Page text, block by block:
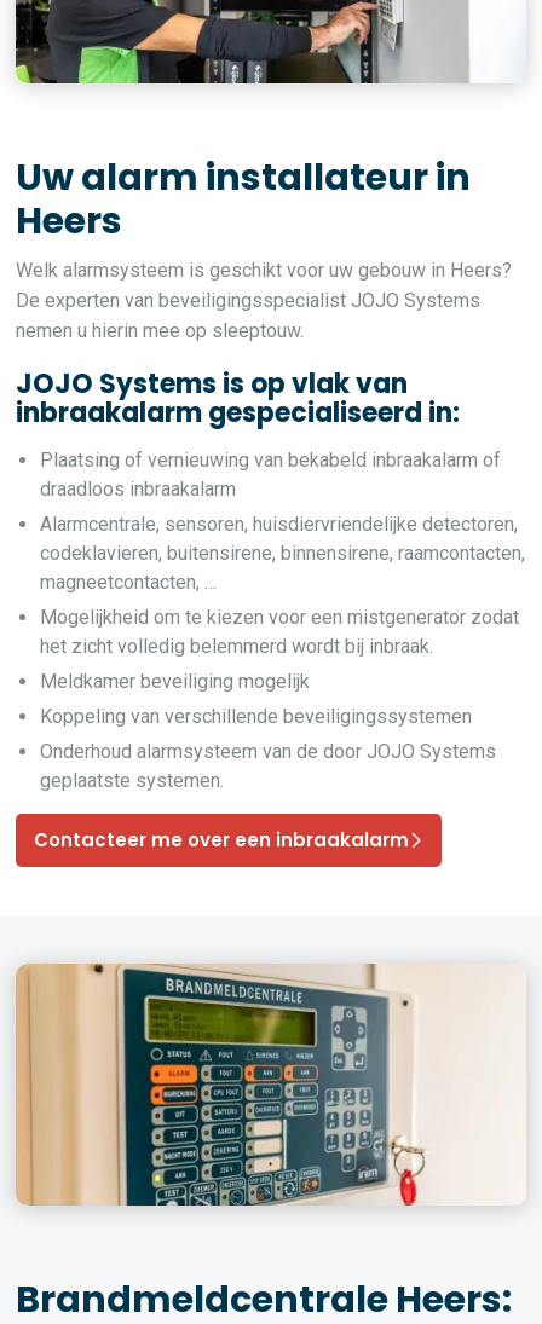
Uw alarm installateur in
Heers
Welk alarmsysteem is geschikt voor uw gebouw in Heers?
De experten van beveiligingsspecialist JOJO Systems
nemen u hierin mee op sleeptouw.
JOJO Systems is op vlak van
inbraakalarm gespecialiseerd in:
Plaatsing of vernieuwing van bekabeld inbraakalarm of
draadloos inbraakalarm
Alarmcentrale, sensoren, huisdiervriendelijke detectoren,
codeklavieren, buitensirene, binnensirene, raamcontacten,
magneetcontacten, …
Mogelijkheid om te kiezen voor een mistgenerator zodat
het zicht volledig belemmerd wordt bij inbraak.
Meldkamer beveiliging mogelijk
Koppeling van verschillende beveiligingssystemen
Onderhoud alarmsysteem van de door JOJO Systems
geplaatste systemen.
Contacteer me over een inbraakalarm
Brandmeldcentrale Heers: